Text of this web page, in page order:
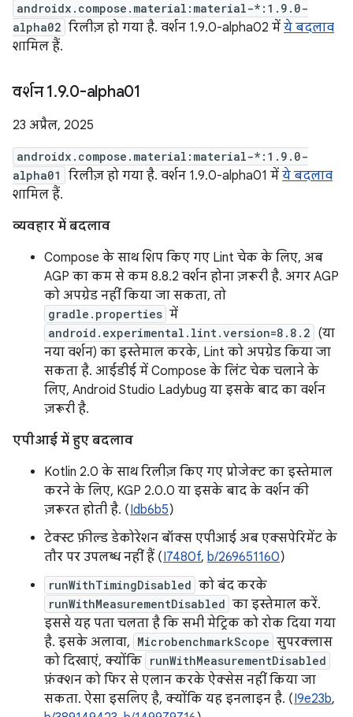
androidx.compose.material:material-*:1.9.0-
alpha02 रिलीज़ हो गया है. वर्शन 1.9.0-alpha02 में ये बदलाव
शामिल हैं.
वर्शन 1.9.0-alpha01
23 अप्रैल, 2025
androidx.compose.material:material-*:1.9.0-
alpha01
रिलीज़ हो गया है. वर्शन 1.9.0-alpha01 में ये बदलाव
शामिल हैं.
व्यवहार में बदलाव
Compose के साथ शिप किए गए Lint चेक के लिए, अब
AGP का कम से कम 8.8.2 वर्शन होना ज़रूरी है. अगर AGP
को अपग्रेड नहीं किया जा सकता, तो
gradle.properties में
android.experimental.lint.version=8.8.2 (या
नया वर्शन) का इस्तेमाल करके, Lint को अपग्रेड किया जा
सकता है. आईडीई में Compose के लिंट चेक चलाने के
लिए, Android Studio Ladybug या इसके बाद का वर्शन
ज़रूरी है.
एपीआई में हुए बदलाव
Kotlin 2.0 के साथ रिलीज़ किए गए प्रोजेक्ट का इस्तेमाल
करने के लिए, KGP 2.0.0 या इसके बाद के वर्शन की
ज़रूरत होती है. (Idb6b5)
टेक्स्ट फ़ील्ड डेकोरेशन बॉक्स एपीआई अब एक्सपेरिमेंट के
तौर पर उपलब्ध नहीं हैं (I7480f, b/269651160)
runWithTimingDisabled को बंद करके
runWithMeasurementDisabled का इस्तेमाल करें.
इससे यह पता चलता है कि सभी मेट्रिक को रोक दिया गया
है. इसके अलावा, MicrobenchmarkScope सुपरक्लास
को दिखाएं, क्योंकि runWithMeasurementDisabled
फ़ंक्शन को फिर से एलान करके ऐक्सेस नहीं किया जा
सकता. ऐसा इसलिए है, क्योंकि यह इनलाइन है. (I9e23b,